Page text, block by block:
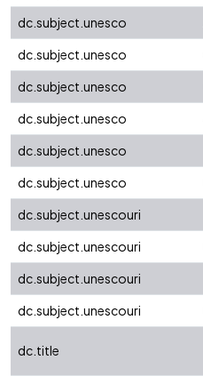
dc.subject.unesco
dc.subject.unesco
dc.subject.unesco
dc.subject.unesco
dc.subject.unesco
dc.subject.unesco
dc.subject.unescouri
dc.subject.unescouri
dc.subject.unescouri
dc.subject.unescouri
dc.title